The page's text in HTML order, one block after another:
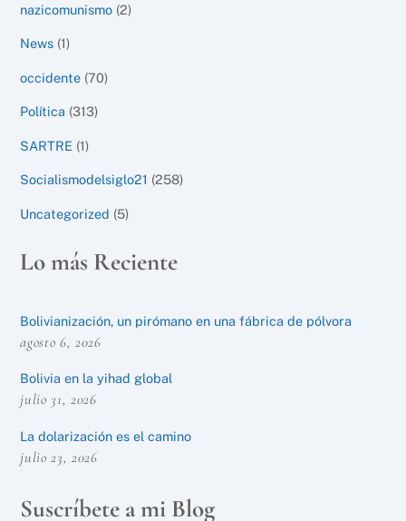
nazicomunismo (2)
News (1)
occidente (70)
Política (313)
SARTRE (1)
Socialismodelsiglo21 (258)
Uncategorized (5)
Lo más Reciente
Bolivianización, un pirómano en una fábrica de pólvora
agosto 6, 2026
Bolivia en la yihad global
julio 31, 2026
La dolarización es el camino
julio 23, 2026
Suscríbete a mi Blog